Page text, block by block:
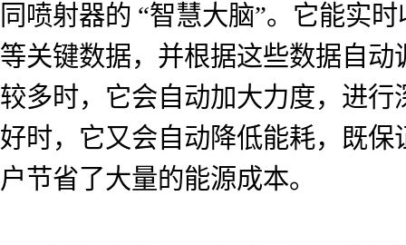
同喷射器的 “智慧大脑”。它能实
等关键数据，并根据这些数据自
较多时，它会自动加大力度，进
好时，它又会自动降低能耗，既
户节省了大量的能源成本。